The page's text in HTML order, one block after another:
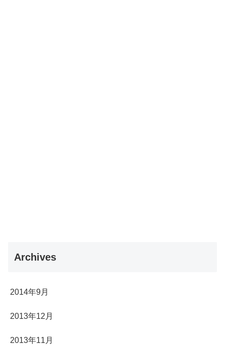
Archives
2014年9月
2013年12月
2013年11月